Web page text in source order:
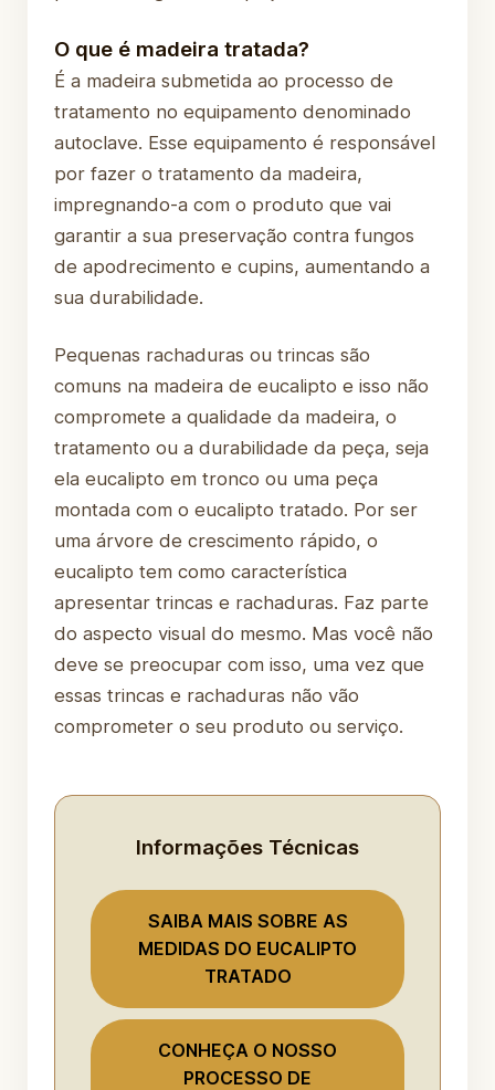
O que é madeira tratada?
É a madeira submetida ao processo de
tratamento no equipamento denominado
autoclave. Esse equipamento é responsável
por fazer o tratamento da madeira,
impregnando-a com o produto que vai
garantir a sua preservação contra fungos
de apodrecimento e cupins, aumentando a
sua durabilidade.
Pequenas rachaduras ou trincas são
comuns na madeira de eucalipto e isso não
compromete a qualidade da madeira, o
tratamento ou a durabilidade da peça, seja
ela eucalipto em tronco ou uma peça
montada com o eucalipto tratado. Por ser
uma árvore de crescimento rápido, o
eucalipto tem como característica
apresentar trincas e rachaduras. Faz parte
do aspecto visual do mesmo. Mas você não
deve se preocupar com isso, uma vez que
essas trincas e rachaduras não vão
comprometer o seu produto ou serviço.
Informações Técnicas
SAIBA MAIS SOBRE AS
MEDIDAS DO EUCALIPTO
TRATADO
CONHEÇA O NOSSO
PROCESSO DE